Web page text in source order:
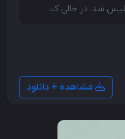
شد، در حالی ک...
مشاهده + دانلود